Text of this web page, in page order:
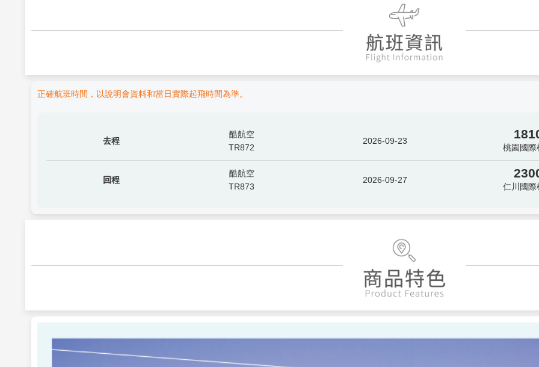
正確航班時間，以說明會資料和當日實際起飛時間為準。
去程
酷航空
TR872
2026-09-23
桃園國際
回程
酷航空
TR873
2026-09-27
仁川國際